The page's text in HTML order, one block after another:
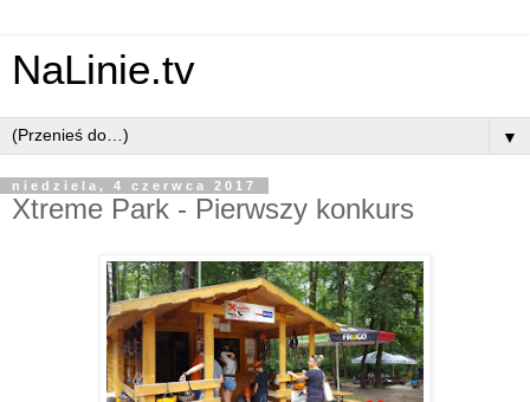
NaLinie.tv
▼
niedziela, 4 czerwca 2017
Xtreme Park - Pierwszy konkurs